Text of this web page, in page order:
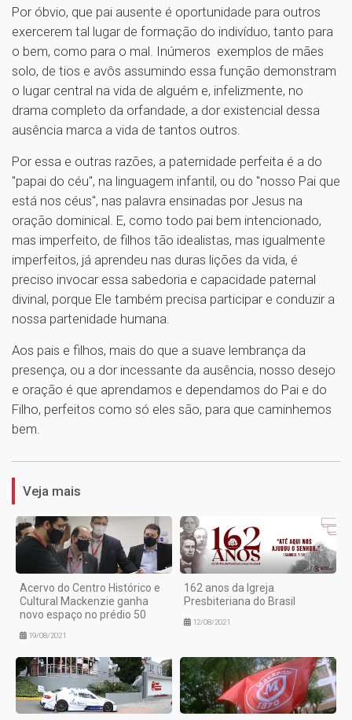
Por óbvio, que pai ausente é oportunidade para outros
exercerem tal lugar de formação do indivíduo, tanto para
o bem, como para o mal. Inúmeros exemplos de mães
solo, de tios e avôs assumindo essa função demonstram
o lugar central na vida de alguém e, infelizmente, no
drama completo da orfandade, a dor existencial dessa
ausência marca a vida de tantos outros.
Por essa e outras razões, a paternidade perfeita é a do
"papai do céu", na linguagem infantil, ou do "nosso Pai que
está nos céus", nas palavra ensinadas por Jesus na
oração dominical. E, como todo pai bem intencionado,
mas imperfeito, de filhos tão idealistas, mas igualmente
imperfeitos, já aprendeu nas duras lições da vida, é
preciso invocar essa sabedoria e capacidade paternal
divinal, porque Ele também precisa participar e conduzir a
nossa partenidade humana.
Aos pais e filhos, mais do que a suave lembrança da
presença, ou a dor incessante da ausência, nosso desejo
e oração é que aprendamos e dependamos do Pai e do
Filho, perfeitos como só eles são, para que caminhemos
bem.
Veja mais
Acervo do Centro Histórico e
Cultural Mackenzie ganha
novo espaço no prédio 50
19/08/2021
162 anos da Igreja
Presbiteriana do Brasil
12/08/2021